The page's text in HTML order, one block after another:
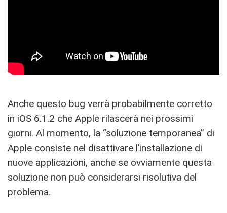
Anche questo bug verrà probabilmente corretto
in iOS 6.1.2 che Apple rilascerà nei prossimi
giorni. Al momento, la “soluzione temporanea” di
Apple consiste nel disattivare l’installazione di
nuove applicazioni, anche se ovviamente questa
soluzione non può considerarsi risolutiva del
problema.